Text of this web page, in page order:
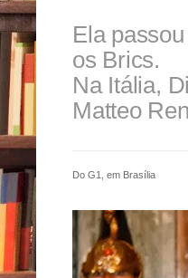
Ela
os Brics.
Na Itália,
Matteo
Do G1, em Brasília